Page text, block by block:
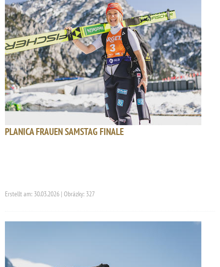
PLANICA FRAUEN SAMSTAG FINALE
Erstellt am: 30.03.2026 | Obrázky: 327